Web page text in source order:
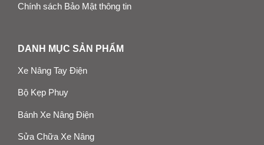
Chính sách Bảo Mật thông tin
DANH MỤC SẢN PHẨM
Xe Nâng Tay Điện
Bộ Kẹp Phuy
Bánh Xe Nâng Điện
Sửa Chữa Xe Nâng